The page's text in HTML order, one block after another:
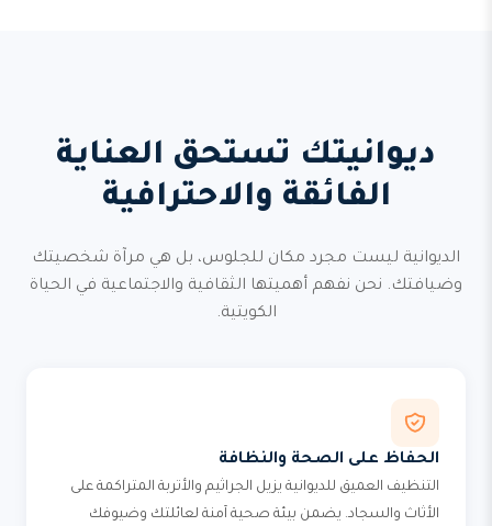
ديوانيتك تستحق العناية
الفائقة والاحترافية
الديوانية ليست مجرد مكان للجلوس، بل هي مرآة شخصيتك
وضيافتك. نحن نفهم أهميتها الثقافية والاجتماعية في الحياة
الكويتية.
الحفاظ على الصحة والنظافة
التنظيف العميق للديوانية يزيل الجراثيم والأتربة المتراكمة على
الأثاث والسجاد. يضمن بيئة صحية آمنة لعائلتك وضيوفك